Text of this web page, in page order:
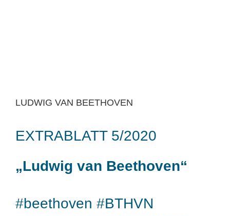
LUDWIG VAN BEETHOVEN
EXTRABLATT 5/2020
„Ludwig van Beethoven“
#beethoven #BTHVN